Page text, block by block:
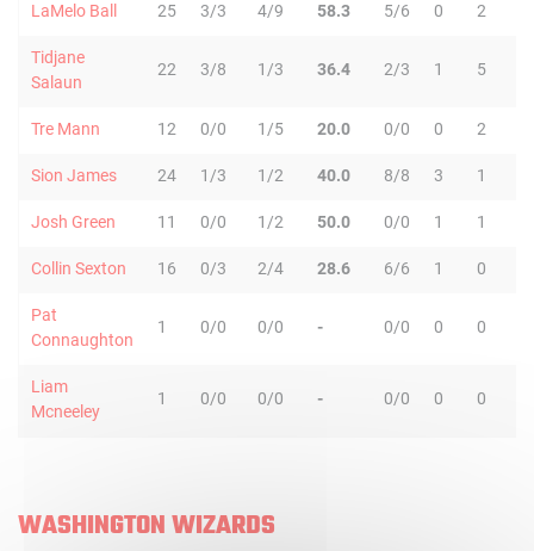
LaMelo Ball 25 3/3 4/9 58.3 5/6 0 2
Tidjane
Salaun
22 3/8 1/3 36.4 2/3 1 5
Tre Mann 12 0/0 1/5 20.0 0/0 0 2
Sion James 24 1/3 1/2 40.0 8/8 3 1
Josh Green 11 0/0 1/2 50.0 0/0 1 1
Collin Sexton 16 0/3 2/4 28.6 6/6 1 0
Pat
Connaughton
1 0/0 0/0 - 0/0 0 0
Liam
Mcneeley
1 0/0 0/0 - 0/0 0 0
WASHINGTON WIZARDS